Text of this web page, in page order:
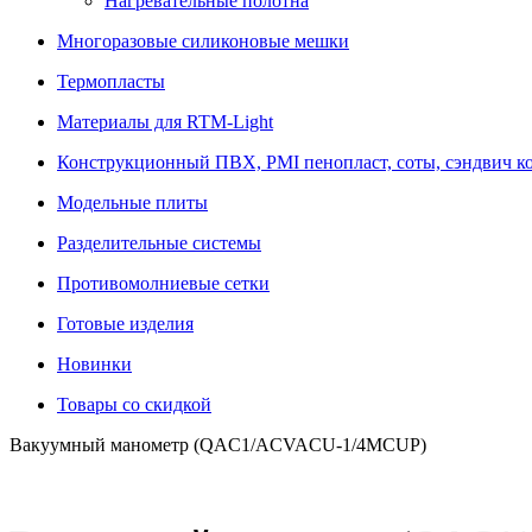
Многоразовые силиконовые мешки
Термопласты
Материалы для RTM-Light
Конструкционный ПВХ, PMI пенопласт, соты, сэндвич
Модельные плиты
Разделительные системы
Противомолниевые сетки
Готовые изделия
Новинки
Товары со скидкой
Вакуумный манометр (QAC1/ACVACU-1/4MCUP)